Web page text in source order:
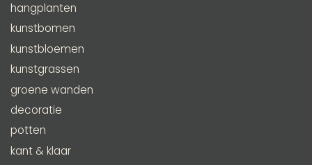
hangplanten
kunstbomen
kunstbloemen
kunstgrassen
groene wanden
decoratie
potten
kant & klaar